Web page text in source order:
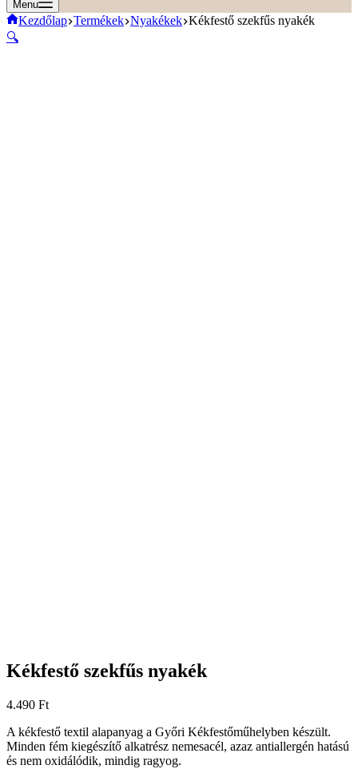
Menu
Kezdőlap Termékek Nyakékek Kékfestő szekfűs nyakék
🔍
Kékfestő szekfűs nyakék
4.490 Ft
A kékfestő textil alapanyag a Győri Kékfestőműhelyben készült.
Minden fém kiegészítő alkatrész nemesacél, azaz antiallergén hatású
és nem oxidálódik, mindig ragyog.